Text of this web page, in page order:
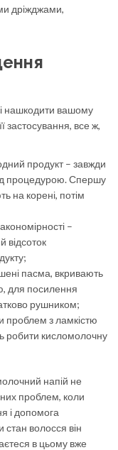
дріжджами,
нашкодити вашому
застосування, все ж,
продукт – завжди
процедурою. Спершу
на корені, потім
–
пасма, вкривають
для посилення
рушником;
проблем з ламкістю
робити кисломолочну
напій не
проблем, коли
і допомога
волосся він
в цьому вже